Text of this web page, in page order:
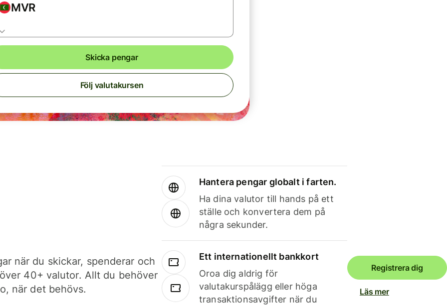
MVR
Skicka pengar
Följ valutakursen
när du skickar, spenderar och
40+ valutor. Allt du behöver
när det behövs.
Hantera pengar globalt i farten.
Ha dina valutor till hands på ett
ställe och konvertera dem på
några sekunder.
Ett internationellt bankkort
Oroa dig aldrig för
valutakurspålägg eller höga
transaktionsavgifter när du
Registrera dig
Läs mer